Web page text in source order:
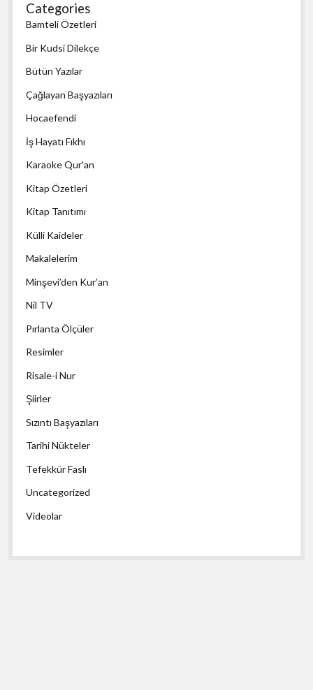
Categories
Bamteli Özetleri
Bir Kudsi Dilekçe
Bütün Yazılar
Çağlayan Başyazıları
Hocaefendi
İş Hayatı Fıkhı
Karaoke Qur'an
Kitap Özetleri
Kitap Tanıtımı
Külli Kaideler
Makalelerim
Minşevi’den Kur’an
Nil TV
Pırlanta Ölçüler
Resimler
Risale-i Nur
Şiirler
Sızıntı Başyazıları
Tarihi Nükteler
Tefekkür Faslı
Uncategorized
Videolar